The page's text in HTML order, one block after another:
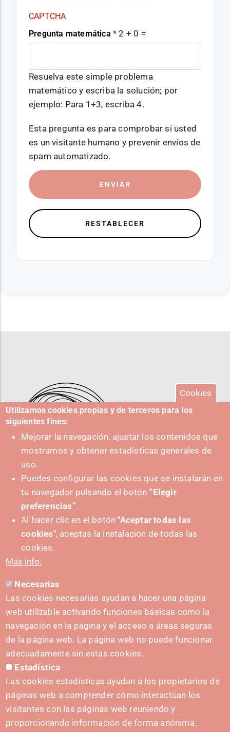
CAPTCHA
Pregunta matemática * 2 + 0 =
Resuelva este simple problema
matemático y escriba la solución; por
ejemplo: Para 1+3, escriba 4.
Esta pregunta es para comprobar si usted
es un visitante humano y prevenir envíos de
spam automatizado.
IMPULSA
CONTACTO
hola@irisnavarra.com
(+34) 628 23 12 32
C. del Sadar, 31006 Pamplona
Formulario de contacto
Kit de prensa
INICIATIVAS
Cookies
Utilizamos cookies propias y de terceros para los
siguientes fines:
Mejorar la navegación, ajustar los contenidos que
mostramos y obtener estadísticas generales de
uso.
Puedes configurar las cookies que se instalarán en
tu navegador pulsando el botón “Elegir
preferencias”.
Al hacer clic en el botón"Aceptar todas las
cookies", aceptas la instalación de todas las
cookies.
Más info.
Necesarias
Las cookies necesarias ayudan a hacer una página
web utilizable activando funciones básicas como la
navegación en la página y el acceso a áreas seguras
de la página web. La página web no puede funcionar
adecuadamente sin estas cookies.
Estadística
Las cookies estadísticas ayudan a los propietarios de
páginas web a comprender cómo interactúan los
visitantes con las páginas web reuniendo y
proporcionando información de forma anónima.